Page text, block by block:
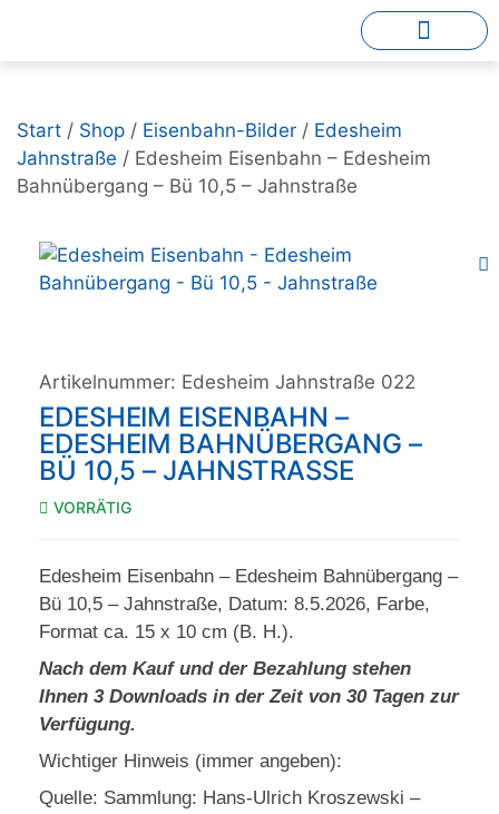
Start / Shop / Eisenbahn-Bilder / Edesheim
Jahnstraße / Edesheim Eisenbahn – Edesheim
Bahnübergang – Bü 10,5 – Jahnstraße
Artikelnummer: Edesheim Jahnstraße 022
EDESHEIM EISENBAHN –
EDESHEIM BAHNÜBERGANG –
BÜ 10,5 – JAHNSTRASSE
VORRÄTIG
Edesheim Eisenbahn – Edesheim Bahnübergang –
Bü 10,5 – Jahnstraße, Datum: 8.5.2026, Farbe,
Format ca. 15 x 10 cm (B. H.).
Nach dem Kauf und der Bezahlung stehen
Ihnen 3 Downloads in der Zeit von 30 Tagen zur
Verfügung.
Wichtiger Hinweis (immer angeben):
Quelle: Sammlung: Hans-Ulrich Kroszewski –